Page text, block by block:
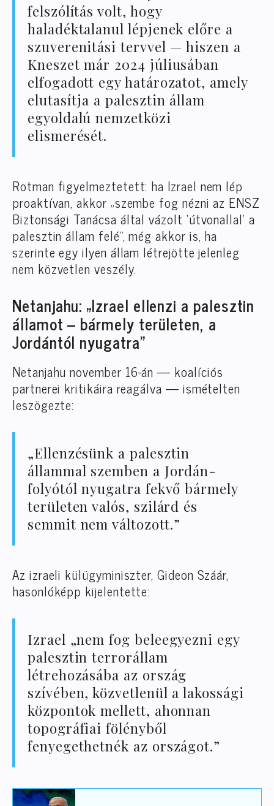
felszólítás volt, hogy
haladéktalanul lépjenek előre a
szuverenitási tervvel — hiszen a
Kneszet már 2024 júliusában
elfogadott egy határozatot, amely
elutasítja a palesztin állam
egyoldalú nemzetközi
elismerését.
Rotman figyelmeztetett: ha Izrael nem lép
proaktívan, akkor „szembe fog nézni az ENSZ
Biztonsági Tanácsa által vázolt ‘útvonallal’ a
palesztin állam felé”, még akkor is, ha
szerinte egy ilyen állam létrejötte jelenleg
nem közvetlen veszély.
Netanjahu: „Izrael ellenzi a palesztin
államot – bármely területen, a
Jordántól nyugatra”
Netanjahu november 16-án — koalíciós
partnerei kritikáira reagálva — ismételten
leszögezte:
„Ellenzésünk a palesztin
állammal szemben a Jordán-
folyótól nyugatra fekvő bármely
területen valós, szilárd és
semmit nem változott.”
Az izraeli külügyminiszter, Gideon Száár,
hasonlóképp kijelentette:
Izrael „nem fog beleegyezni egy
palesztin terrorállam
létrehozásába az ország
szívében, közvetlenül a lakossági
központok mellett, ahonnan
topográfiai fölényből
fenyegethetnék az országot.”